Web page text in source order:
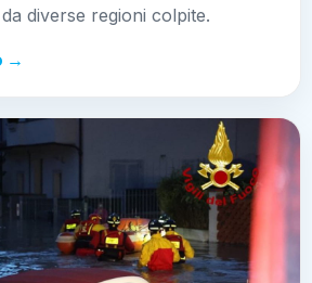
diverse regioni colpite.
→